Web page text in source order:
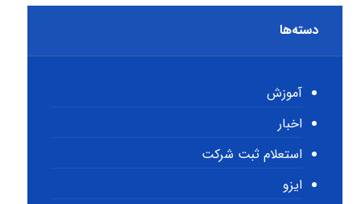
دسته‌ها
آموزش
اخبار
استعلام ثبت شرکت
ایزو